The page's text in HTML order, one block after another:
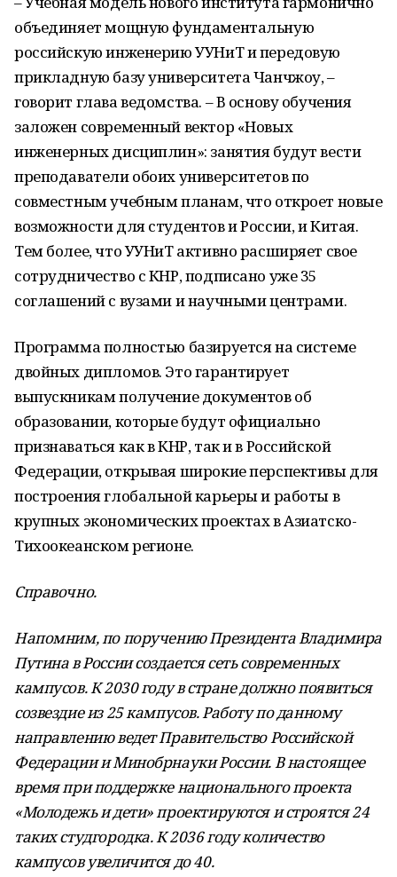
объединяет мощную фундаментальную
российскую инженерию УУНиТ и передовую
прикладную базу университета Чанчжоу, –
говорит глава ведомства. – В основу обучения
заложен современный вектор «Новых
инженерных дисциплин»: занятия будут вести
преподаватели обоих университетов по
совместным учебным планам, что откроет новые
возможности для студентов и России, и Китая.
Тем более, что УУНиТ активно расширяет свое
сотрудничество с КНР, подписано уже 35
соглашений с вузами и научными центрами.
Программа полностью базируется на системе
двойных дипломов. Это гарантирует
выпускникам получение документов об
образовании, которые будут официально
признаваться как в КНР, так и в Российской
Федерации, открывая широкие перспективы для
построения глобальной карьеры и работы в
крупных экономических проектах в Азиатско-
Тихоокеанском регионе.
Справочно.
Напомним, по поручению Президента Владимира
Путина в России создается сеть современных
кампусов. К 2030 году в стране должно появиться
созвездие из 25 кампусов. Работу по данному
направлению ведет Правительство Российской
Федерации и Минобрнауки России. В настоящее
время при поддержке национального проекта
«Молодежь и дети» проектируются и строятся 24
таких студгородка. К 2036 году количество
кампусов увеличится до 40.